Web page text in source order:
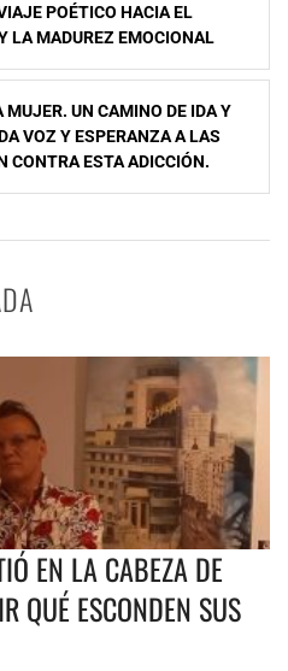
POÉTICO HACIA EL
LA MADUREZ EMOCIONAL
UN CAMINO DE IDA Y
VOZ Y ESPERANZA A LAS
CONTRA ESTA ADICCIÓN.
EN LA CABEZA DE
QUÉ ESCONDEN SUS